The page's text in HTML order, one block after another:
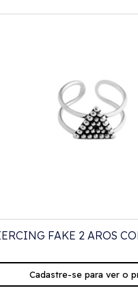
FAKE 2 AROS
Cadastre-se para ver o